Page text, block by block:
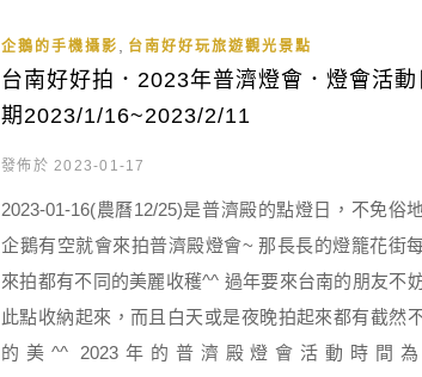
企鵝的手機攝影 台南好好玩旅遊觀光景點
台南好好拍．2023年普濟燈會．燈會活動
期2023/1/16~2023/2/11
發佈於 2023-01-17
2023-01-16(農曆12/25)是普濟殿的點燈日，不免俗地
企鵝有空就會來拍普濟殿燈會~ 那長長的燈籠花街
來拍都有不同的美麗收穫^^ 過年要來台南的朋友不
此點收納起來，而且白天或是夜晚拍起來都有截然
的美^^ 2023年的普濟殿燈會活動時間為